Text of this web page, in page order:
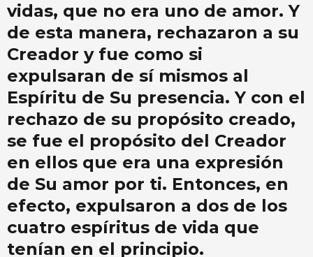
vidas, que no era uno de amor. Y
de esta manera, rechazaron a su
Creador y fue como si
expulsaran de sí mismos al
Espíritu de Su presencia. Y con el
rechazo de su propósito creado,
se fue el propósito del Creador
en ellos que era una expresión
de Su amor por ti. Entonces, en
efecto, expulsaron a dos de los
cuatro espíritus de vida que
tenían en el principio.